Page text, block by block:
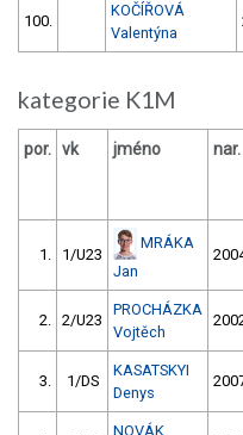
100.
KOČÍŘOVÁ
Valentýna
kategorie K1M
por. vk jméno nar.
1. 1/U23
MRÁKA
Jan
2. 2/U23
PROCHÁZKA
Vojtěch
3. 1/DS
KASATSKYI
Denys
NOVÁK